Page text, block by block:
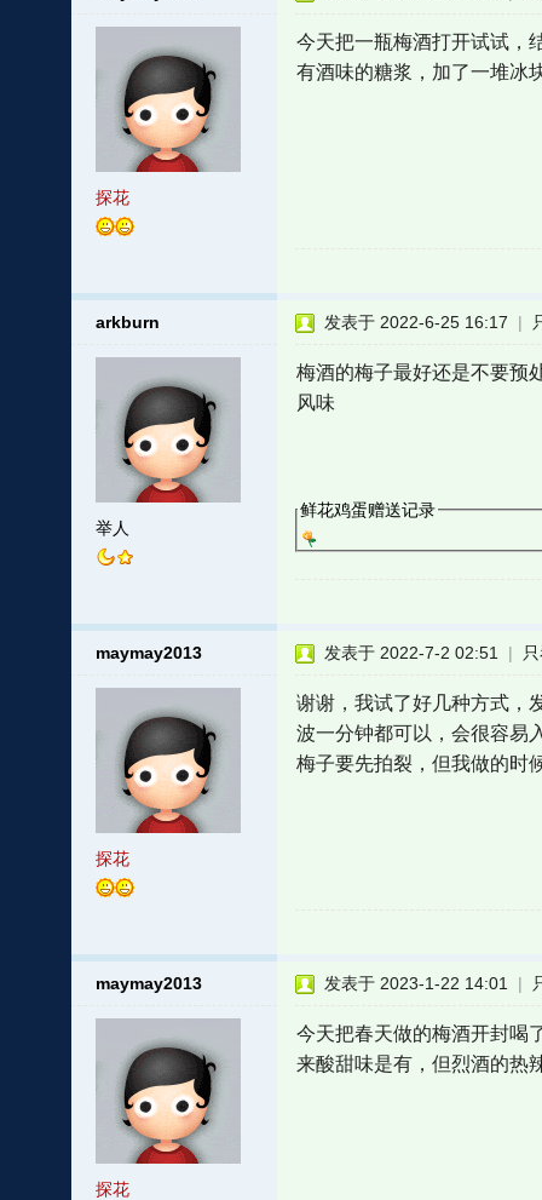
探花
今天把一瓶梅酒打开试试，
有酒味的糖浆，加了一堆冰
arkburn
举人
发表于 2022-6-25 16:17 |
梅酒的梅子最好还是不要预
风味
鲜花鸡蛋赠送记录
maymay2013
探花
发表于 2022-7-2 02:51 |
谢谢，我试了好几种方式，
波一分钟都可以，会很容易
梅子要先拍裂，但我做的时
maymay2013
探花
发表于 2023-1-22 14:01 |
今天把春天做的梅酒开封喝
来酸甜味是有，但烈酒的热